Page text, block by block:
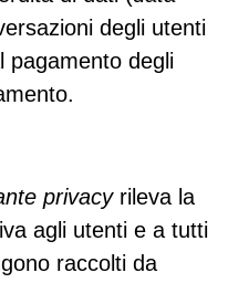
degli utenti
pagamento degli
privacyrileva la
agli utenti e a tutti
raccolti da